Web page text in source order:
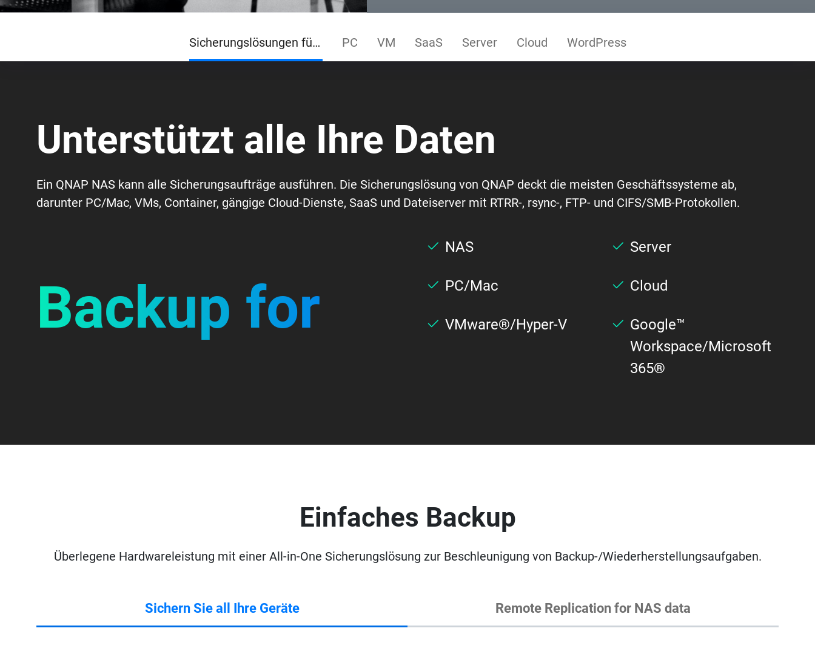
Sicherungslösungen für Unternehmen PC VM SaaS Server Cloud WordPress
Unterstützt alle Ihre Daten
Ein QNAP NAS kann alle Sicherungsaufträge ausführen. Die Sicherungslösung von QNAP deckt die meisten Geschäftssysteme ab,
darunter PC/Mac, VMs, Container, gängige Cloud-Dienste, SaaS und Dateiserver mit RTRR-, rsync-, FTP- und CIFS/SMB-Protokollen.
Backup for
NAS Server
PC/Mac Cloud
VMware®/Hyper-V
Google™
Workspace/Microsoft
365®
Einfaches Backup
Überlegene Hardwareleistung mit einer All-in-One Sicherungslösung zur Beschleunigung von Backup-/Wiederherstellungsaufgaben.
Sichern Sie all Ihre Geräte Remote Replication for NAS data